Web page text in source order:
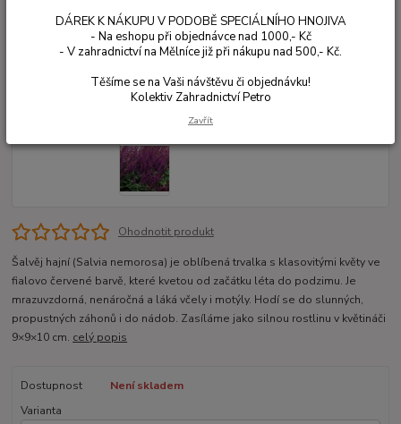
Ohodnotit produkt
Šalvěj hajní (Salvia nemorosa) je oblíbená trvalka s klasovitými květy ve
fialovo červené barvě, které kvetou od začátku léta do podzimu. Je
mrazuvzdorná, nenáročná a láká včely i motýly. Hodí se do slunných,
propustných záhonů i do nádob. Zasíláme jako silnou rostlinu v květináči
9×9×10 cm. celý popis
Dostupnost
Není skladem
Varianta
DÁREK K NÁKUPU V PODOBĚ SPECIÁLNÍHO HNOJIVA
- Na eshopu při objednávce nad 1000,- Kč
- V zahradnictví na Mělníce již při nákupu nad 500,- Kč.
Těšíme se na Vaši návštěvu či objednávku!
Kolektiv Zahradnictví Petro
Zavřít